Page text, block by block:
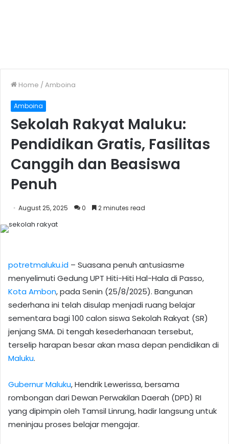
Home /Amboina
Amboina
Sekolah Rakyat Maluku:
Pendidikan Gratis, Fasilitas
Canggih dan Beasiswa
Penuh
August 25, 2025 0 2 minutes read
potretmaluku.id – Suasana penuh antusiasme
menyelimuti Gedung UPT Hiti-Hiti Hal-Hala di Passo,
Kota Ambon, pada Senin (25/8/2025). Bangunan
sederhana ini telah disulap menjadi ruang belajar
sementara bagi 100 calon siswa Sekolah Rakyat (SR)
jenjang SMA. Di tengah kesederhanaan tersebut,
terselip harapan besar akan masa depan pendidikan di
Maluku.
Gubernur Maluku, Hendrik Lewerissa, bersama
rombongan dari Dewan Perwakilan Daerah (DPD) RI
yang dipimpin oleh Tamsil Linrung, hadir langsung untuk
meninjau proses belajar mengajar.